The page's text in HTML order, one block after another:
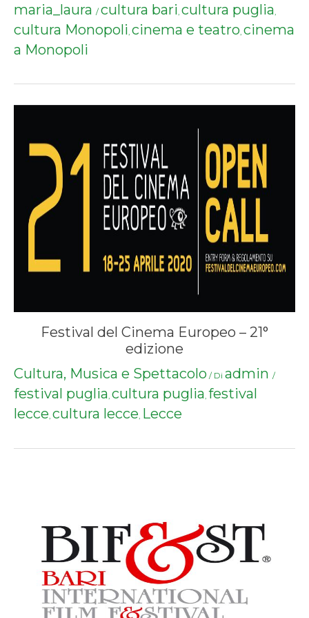
maria_laura /cultura bari cultura puglia
cultura Monopoli cinema e teatro cinema
a Monopoli
Festival del Cinema Europeo – 21°
edizione
Cultura, Musica e Spettacolo / Di admin /
festival puglia, cultura puglia, festival
lecce, cultura lecce, Lecce